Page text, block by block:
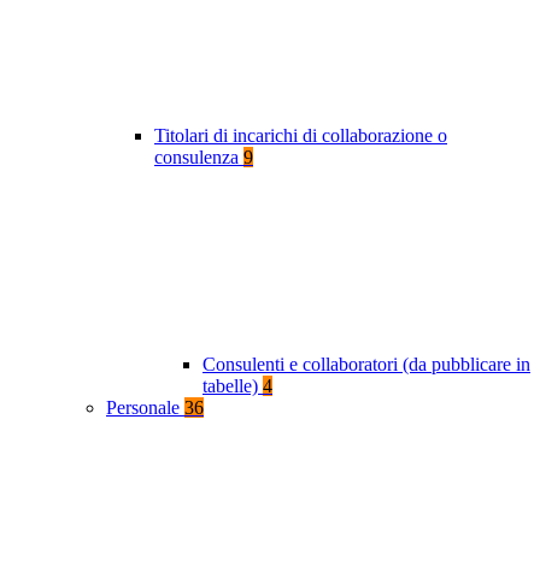
Titolari di incarichi di collaborazione o
consulenza 9
Consulenti e collaboratori (da pubblicare in
tabelle) 4
Personale 36